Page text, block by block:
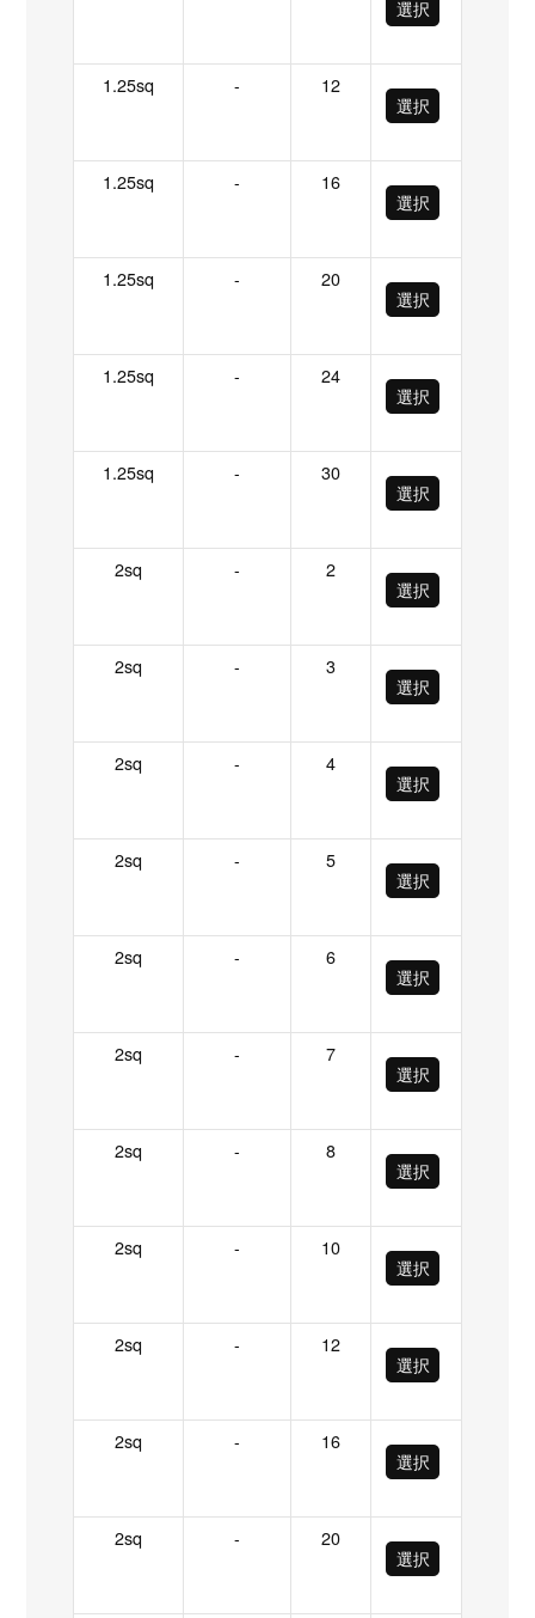
選択
1.25sq -
12
選択
1.25sq -
16
選択
1.25sq -
20
選択
1.25sq -
24
選択
1.25sq -
30
選択
2sq -
2
選択
2sq -
3
選択
2sq -
4
選択
2sq -
5
選択
2sq -
6
選択
2sq -
7
選択
2sq -
8
選択
2sq -
10
選択
2sq -
12
選択
2sq -
16
選択
2sq -
20
選択